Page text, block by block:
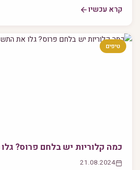
קרא עכשיו
טיפים
כמה קלוריות יש בלחם פרוס?
21.08.2024